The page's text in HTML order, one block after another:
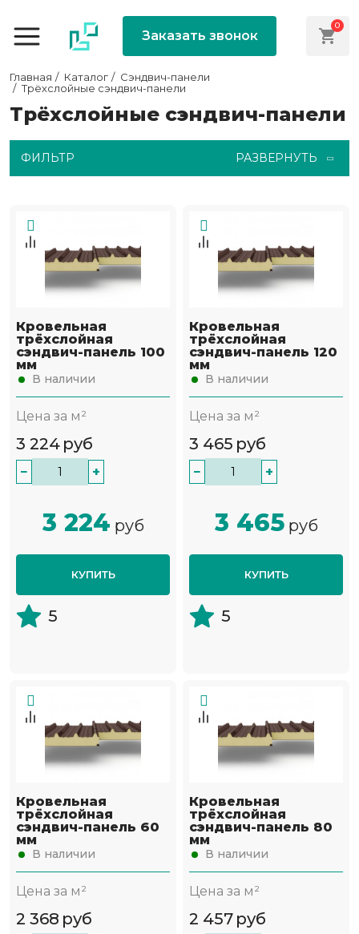
Заказать звонок
0
Главная Каталог
Сэндвич-панели
Трёхслойные сэндвич-панели
Трёхслойные сэндвич-панели
ФИЛЬТР РАЗВЕРНУТЬ
Кровельная
трёхслойная
сэндвич-панель 100
мм
В наличии
Цена за м²
3 224 руб
− +
3 224 руб
КУПИТЬ
5
Кровельная
трёхслойная
сэндвич-панель 120
мм
В наличии
Цена за м²
3 465 руб
− +
3 465руб
КУПИТЬ
5
Кровельная
трёхслойная
сэндвич-панель 60
мм
В наличии
Цена за м²
2 368 руб
Кровельная
трёхслойная
сэндвич-панель 80
мм
В наличии
Цена за м²
2 457 руб